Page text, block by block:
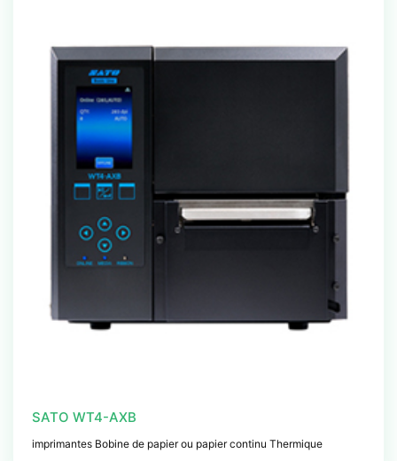
SATO WT4-AXB
imprimantes Bobine de papier ou papier continu Thermique